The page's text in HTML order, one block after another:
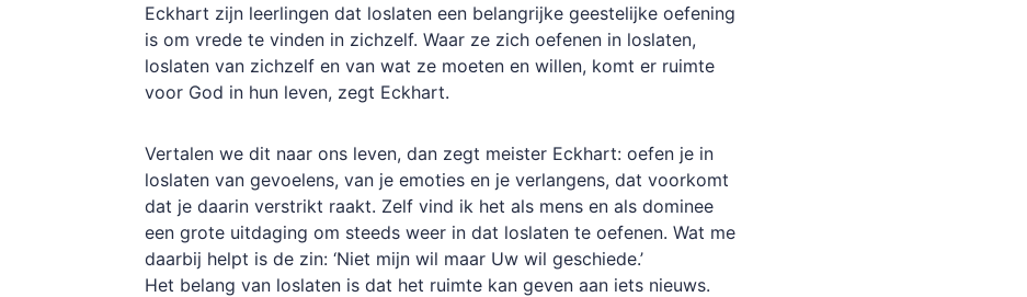
Eckhart zijn leerlingen dat loslaten een belangrijke geestelijke oefening
is om vrede te vinden in zichzelf. Waar ze zich oefenen in loslaten,
loslaten van zichzelf en van wat ze moeten en willen, komt er ruimte
voor God in hun leven, zegt Eckhart.
Vertalen we dit naar ons leven, dan zegt meister Eckhart: oefen je in
loslaten van gevoelens, van je emoties en je verlangens, dat voorkomt
dat je daarin verstrikt raakt. Zelf vind ik het als mens en als dominee
een grote uitdaging om steeds weer in dat loslaten te oefenen. Wat me
daarbij helpt is de zin: ‘Niet mijn wil maar Uw wil geschiede.’
Het belang van loslaten is dat het ruimte kan geven aan iets nieuws.